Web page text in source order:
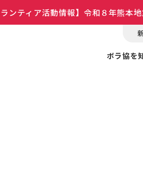
ランティア活動情報】令和８年熊本
ボラ協を